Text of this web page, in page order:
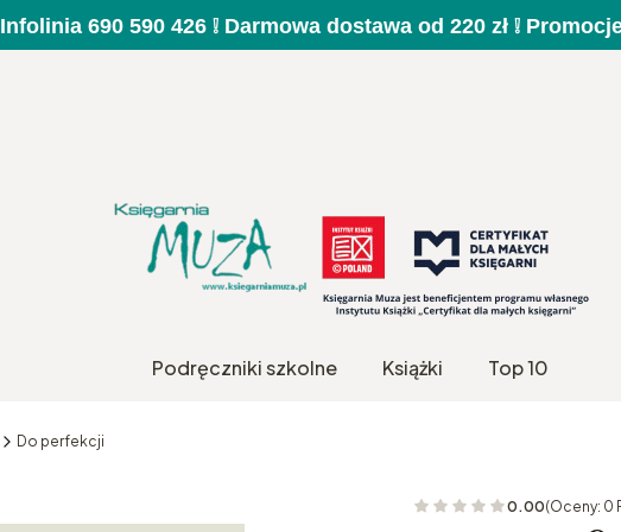
Infolinia 690 590 426 ❕ Darmowa dostawa od 220 zł ❕
Podręczniki szkolne Książki Top 10
Do perfekcji
0.00(Oceny: 0